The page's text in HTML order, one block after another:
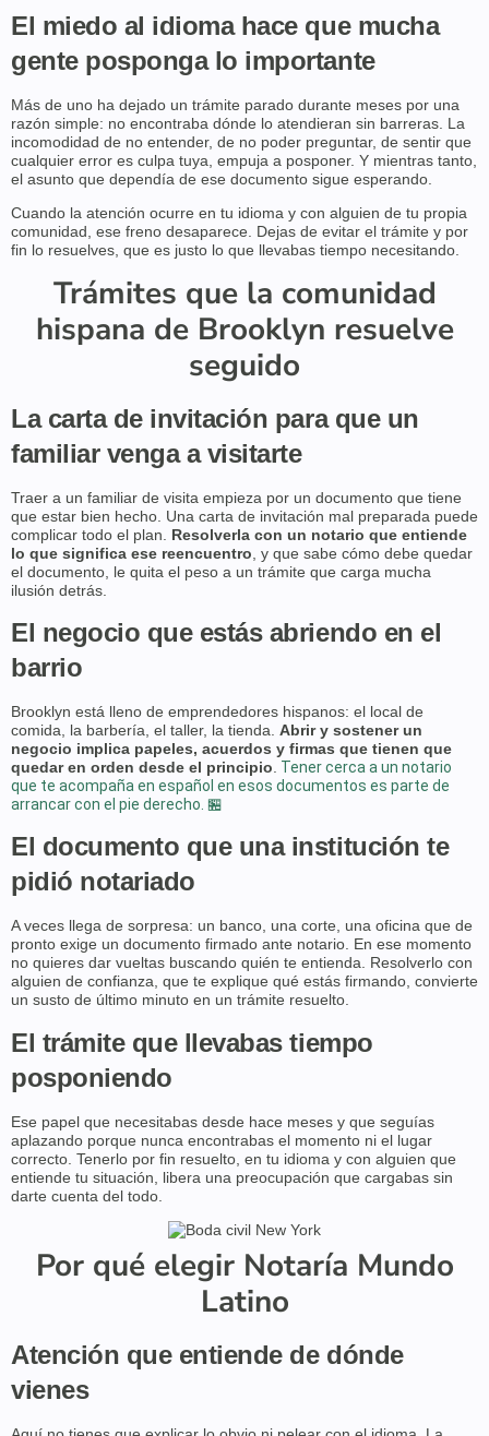
El miedo al idioma hace que mucha
gente posponga lo importante
Más de uno ha dejado un trámite parado durante meses por una
razón simple: no encontraba dónde lo atendieran sin barreras. La
incomodidad de no entender, de no poder preguntar, de sentir que
cualquier error es culpa tuya, empuja a posponer. Y mientras tanto,
el asunto que dependía de ese documento sigue esperando.
Cuando la atención ocurre en tu idioma y con alguien de tu propia
comunidad, ese freno desaparece. Dejas de evitar el trámite y por
fin lo resuelves, que es justo lo que llevabas tiempo necesitando.
Trámites que la comunidad
hispana de Brooklyn resuelve
seguido
La carta de invitación para que un
familiar venga a visitarte
Traer a un familiar de visita empieza por un documento que tiene
que estar bien hecho. Una carta de invitación mal preparada puede
complicar todo el plan. Resolverla con un notario que entiende
lo que significa ese reencuentro , y que sabe cómo debe quedar
el documento, le quita el peso a un trámite que carga mucha
ilusión detrás.
El negocio que estás abriendo en el
barrio
Brooklyn está lleno de emprendedores hispanos: el local de
comida, la barbería, el taller, la tienda. Abrir y sostener un
negocio implica papeles, acuerdos y firmas que tienen que
quedar en orden desde el principio Tener cerca a un notario
que te acompaña en español en esos documentos es parte de
arrancar con el pie derecho. 🏪
El documento que una institución te
pidió notariado
A veces llega de sorpresa: un banco, una corte, una oficina que de
pronto exige un documento firmado ante notario. En ese momento
no quieres dar vueltas buscando quién te entienda. Resolverlo con
alguien de confianza, que te explique qué estás firmando, convierte
un susto de último minuto en un trámite resuelto.
El trámite que llevabas tiempo
posponiendo
Ese papel que necesitabas desde hace meses y que seguías
aplazando porque nunca encontrabas el momento ni el lugar
correcto. Tenerlo por fin resuelto, en tu idioma y con alguien que
entiende tu situación, libera una preocupación que cargabas sin
darte cuenta del todo.
Por qué elegir Notaría Mundo
Latino
Atención que entiende de dónde
vienes